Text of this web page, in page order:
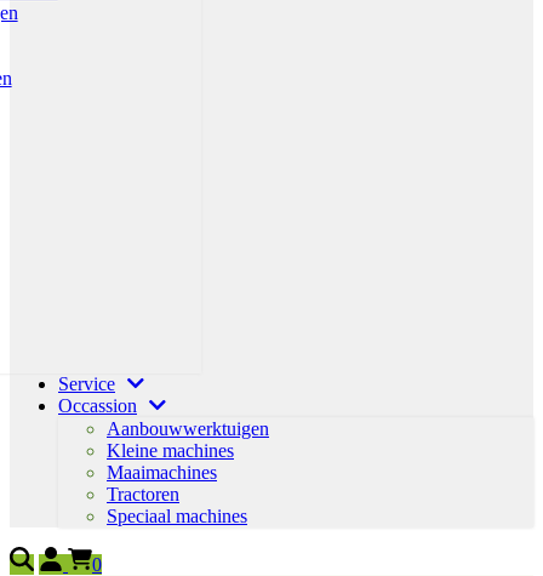
Service
Occassion
Aanbouwwerktuigen
Kleine machines
Maaimachines
Tractoren
Speciaal machines
0